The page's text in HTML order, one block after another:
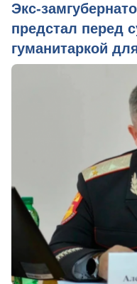
Экс-
предстал перед
гуманитаркой